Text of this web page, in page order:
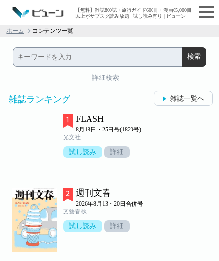
【無料】雑誌800誌・旅行ガイド600冊・漫画65,000冊
以上がサブスク読み放題 | 試し読み有り | ビューン
ホーム コンテンツ一覧
詳細検索
雑誌ランキング 雑誌一覧へ
FLASH
8月18日・25日号(1820号)
光文社
試し読み 詳細
週刊文春
2026年8月13・20日合併号
文藝春秋
試し読み 詳細